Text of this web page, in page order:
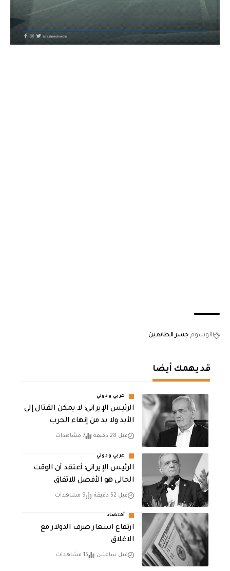
الوسوم جسر الطابقين
قد يهمك أيضا
عربي ودولي
الرئيس الإيراني: لا يمكن القتال إلى
الأبد ولا بد من إنهاء الحرب
قبل 28 دقيقة 7 مشاهدات
عربي ودولي
الرئيس الإيراني: أعتقد أن الوقت
الحالي هو الأفضل للاتفاق
قبل 52 دقيقة 9 مشاهدات
أقتصاد
ارتفاع اسعار صرف الدولار مع
الاغلاق
قبل ساعتين 15 مشاهدات